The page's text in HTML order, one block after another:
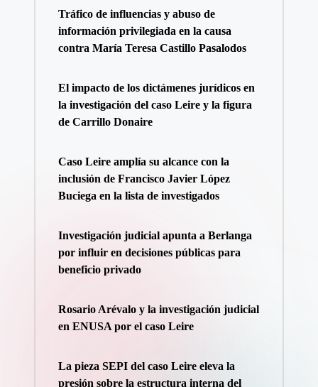
Tráfico de influencias y abuso de
información privilegiada en la causa
contra María Teresa Castillo Pasalodos
El impacto de los dictámenes jurídicos en
la investigación del caso Leire y la figura
de Carrillo Donaire
Caso Leire amplía su alcance con la
inclusión de Francisco Javier López
Buciega en la lista de investigados
Investigación judicial apunta a Berlanga
por influir en decisiones públicas para
beneficio privado
Rosario Arévalo y la investigación judicial
en ENUSA por el caso Leire
La pieza SEPI del caso Leire eleva la
presión sobre la estructura interna del